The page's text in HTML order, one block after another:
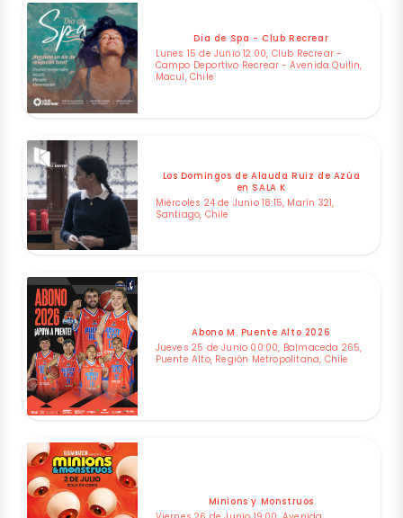
Dia de Spa - Club Recrear
Lunes 15 de Junio 12:00, Club Recrear -
Campo Deportivo Recrear - Avenida Quilin,
Macul, Chile
Los Domingos de Alauda Ruiz de Azúa
en SALA K
Miércoles 24 de Junio 18:15, Marín 321,
Santiago, Chile
Abono M. Puente Alto 2026
Jueves 25 de Junio 00:00, Balmaceda 265,
Puente Alto, Región Metropolitana, Chile
Minions y Monstruos